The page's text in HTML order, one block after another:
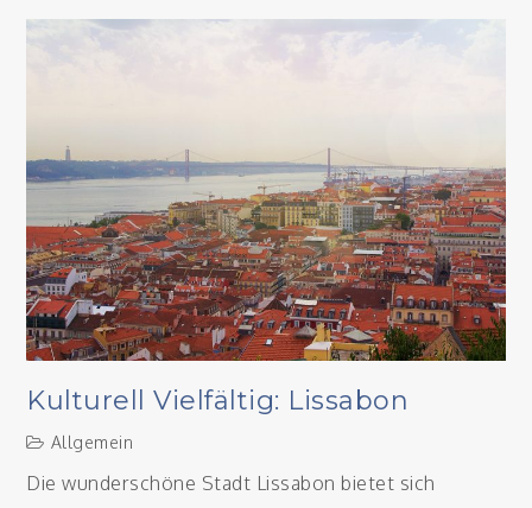
Kulturell Vielfältig: Lissabon
Allgemein
Die wunderschöne Stadt Lissabon bietet sich